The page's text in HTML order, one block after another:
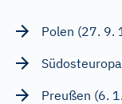
Polen (27. 9.
Preußen (6.